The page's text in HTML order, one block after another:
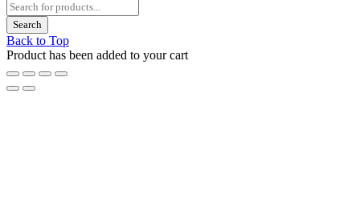
Back to Top
Product has been added to your cart